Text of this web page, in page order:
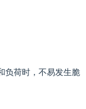
负荷时，不易发生脆